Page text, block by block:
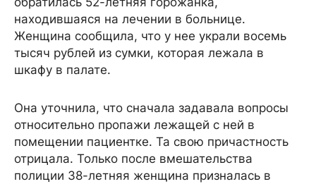
находившаяся на лечении в больнице.
Женщина сообщила, что у нее украли восемь
тысяч рублей из сумки, которая лежала в
шкафу в палате.
Она уточнила, что сначала задавала вопросы
относительно пропажи лежащей с ней в
помещении пациентке. Та свою причастность
отрицала. Только после вмешательства
полиции 38-летняя женщина призналась в